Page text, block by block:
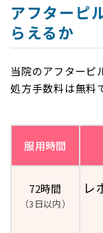
アフターピ
らえるか
当院のアフターピ
処方手数料は無料
服用時間
72時間
（3日以内）
レ